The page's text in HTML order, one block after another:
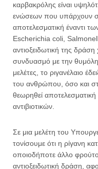
καρβακρόλης είναι
ενώσεων που υπάρχουν στα
αποτελεσματική έναντι
Escherichia coli,
αντιοξειδωτική της
συνδυασμό με την
μελέτες, το ριγανέλαιο
του ανθρώπου, όσο και
θεωρηθεί
αντιβιοτικών.
Σε μια μελέτη του
τονίσουμε ότι η ρίγανη
οποιοδήποτε άλλο
αντιοξειδωτική δράση,